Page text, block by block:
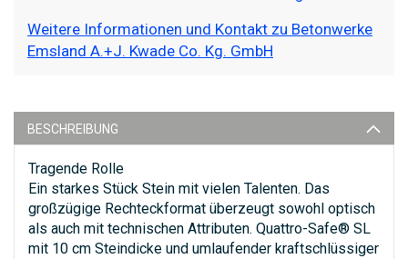
Weitere Informationen und Kontakt zu Betonwerke
Emsland A.+J. Kwade Co. Kg. GmbH
BESCHREIBUNG
Tragende Rolle
Ein starkes Stück Stein mit vielen Talenten. Das
großzügige Rechteckformat überzeugt sowohl optisch
als auch mit technischen Attributen. Quattro-Safe® SL
mit 10 cm Steindicke und umlaufender kraftschlüssiger